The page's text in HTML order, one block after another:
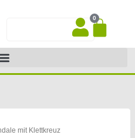
0
mit Klettkreuz